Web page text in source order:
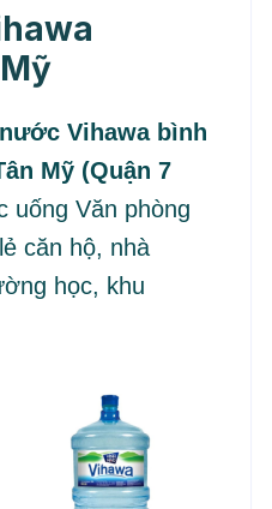
Vihawa bình
Mỹ (Quận 7
uống Văn phòng
căn hộ, nhà
học, khu